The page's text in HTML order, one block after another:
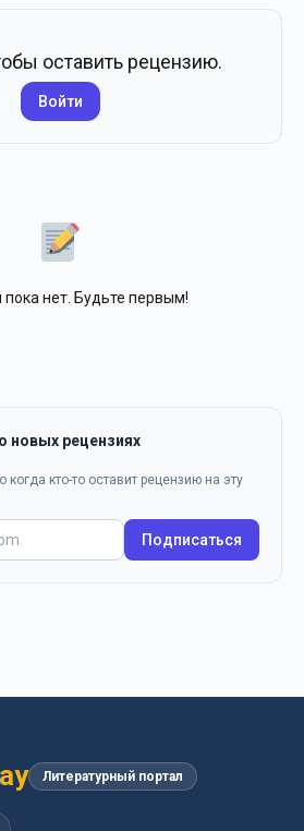
оставить рецензию.
Войти
пока нет. Будьте первым!
новых рецензиях
когда кто-то оставит рецензию на эту
Подписаться
Литературный портал